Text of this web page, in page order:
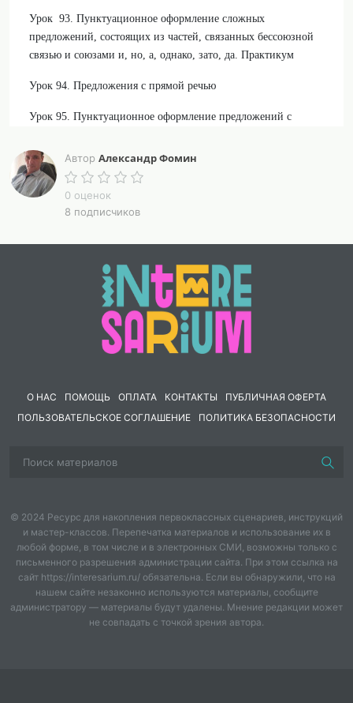
Урок 93. Пунктуационное оформление сложных
предложений, состоящих из частей, связанных бессоюзной
связью и союзами и, но, а, однако, зато, да. Практикум
Урок 94. Предложения с прямой речью
Урок 95. Пунктуационное оформление предложений с
Конспекты уроков составлены в соответствии с обновленной
федеральной рабочей программой по русскому языку для 5
класса (2025 год).
В каждом конспекте приведены предполагаемые ответы
Конспект может быть полезен как начинающим, так и
опытным учителям, а также студентам и учащимся при
подготовке к урокам русского языка, а также репетиторам
при объяснениии материала и организации самостоятельной
Автор Александр Фомин
0 оценок
8 подписчиков
О НАС ПОМОЩЬ ОПЛАТА КОНТАКТЫ
ПУБЛИЧНАЯ ОФЕРТА
ПОЛЬЗОВАТЕЛЬСКОЕ СОГЛАШЕНИЕ
ПОЛИТИКА БЕЗОПАСНОСТИ
© 2024 Ресурс для накопления первоклассных сценариев, инструкций
и мастер-классов. Перепечатка материалов и использование их в
любой форме, в том числе и в электронных СМИ, возможны только с
письменного разрешения администрации сайта. При этом ссылка на
сайт https://interesarium.ru/ обязательна. Если вы обнаружили, что на
нашем сайте незаконно используются материалы, сообщите
администратору — материалы будут удалены. Мнение редакции может
не совпадать с точкой зрения автора.